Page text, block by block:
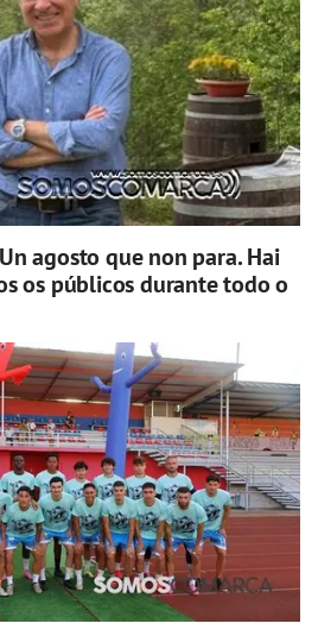
agosto que non para. Hai
os públicos durante todo o